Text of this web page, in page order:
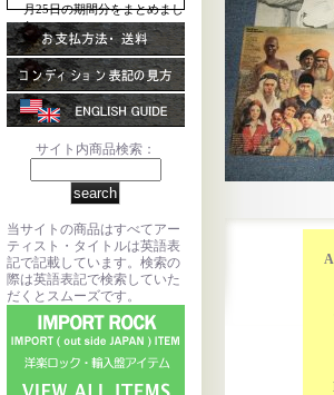
月25日の期間分をまとめまし
た。
サイト内商品検索：
当サイトの商品はすべてアー
ティスト・タイトルは英語表
記で記載しています。検索の
際は英語表記で検索していた
だくとスムーズです。